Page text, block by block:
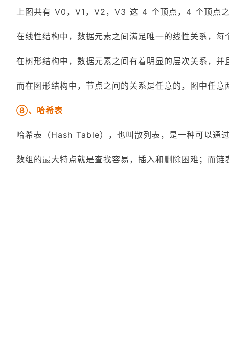
上图共有 V0，V1，V2，V3 这 4 个顶点，4 个顶点
在线性结构中，数据元素之间满足唯一的线性关系，
在树形结构中，数据元素之间有着明显的层次关系，
而在图形结构中，节点之间的关系是任意的，图中任
⑧、哈希表
哈希表（Hash Table），也叫散列表，是一种可以通
数组的最大特点就是查找容易，插入和删除困难；而